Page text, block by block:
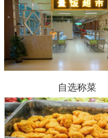
自选称菜